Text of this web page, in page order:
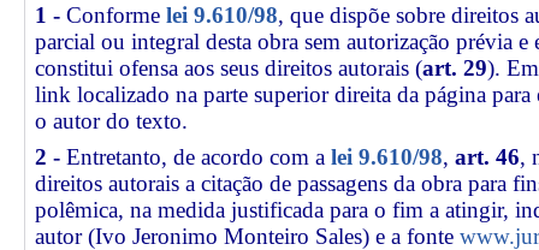
1 - Conforme lei 9.610/98, que dispõe sobre direitos
parcial ou integral desta obra sem autorização prévia e
constitui ofensa aos seus direitos autorais (art. 29).
link localizado na parte superior direita da página
o autor do texto.
2 - Entretanto, de acordo com a lei 9.610/98, art. 46,
direitos autorais a citação de passagens da obra para
polêmica, na medida justificada para o fim a atingir,
autor (Ivo Jeronimo Monteiro Sales) e a fonte